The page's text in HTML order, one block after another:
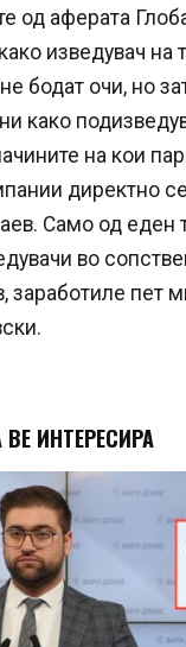
од аферата
изведувач на
бодат очи, но
како
на кои
директно
Само од еден
во
заработиле пет
ИНТЕРЕСИРА